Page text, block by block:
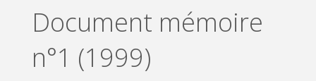
Document mémoire
n°1 (1999)